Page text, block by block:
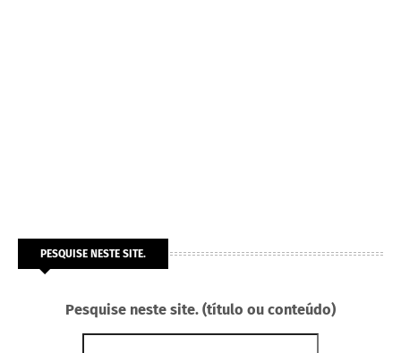
PESQUISE NESTE SITE.
Pesquise neste site. (título ou conteúdo)